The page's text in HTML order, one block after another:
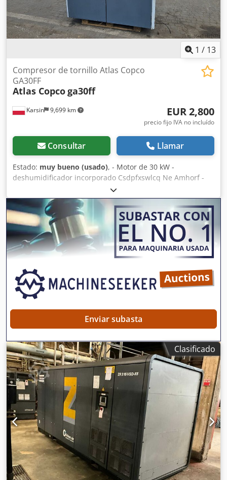
1 / 13
Karsin 9,699 km
Compresor de tornillo Atlas Copco
GA30FF
Atlas Copcoga30ff
EUR 2,800
precio fijo IVA no incluído
Consultar Llamar
Estado: muy bueno (usado), - Motor de 30 kW -
deshumidificador incorporado Csdpfxswlcq Ne Amhorf -
Presión máxima de trabajo 7,5 bar
Enviar subasta
Clasificado